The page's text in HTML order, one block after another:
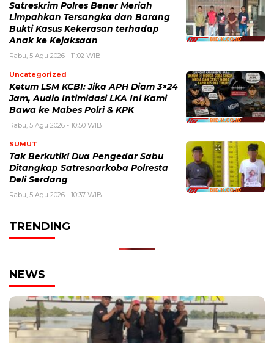
Satreskrim Polres Bener Meriah
Limpahkan Tersangka dan Barang
Bukti Kasus Kekerasan terhadap
Anak ke Kejaksaan
Rabu, 5 Agu 2026 - 11:02 WIB
Uncategorized
Ketum LSM KCBI: Jika APH Diam 3×24
Jam, Audio Intimidasi LKA Ini Kami
Bawa ke Mabes Polri & KPK
Rabu, 5 Agu 2026 - 10:50 WIB
SUMUT
Tak Berkutik! Dua Pengedar Sabu
Ditangkap Satresnarkoba Polresta
Deli Serdang
Rabu, 5 Agu 2026 - 10:37 WIB
TRENDING
NEWS